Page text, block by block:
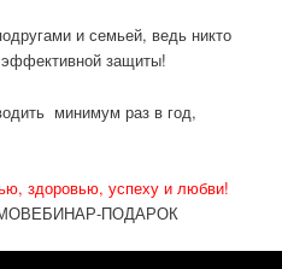
и семьей, ведь никто
эффективной защиты!
минимум раз в год,
здоровью, успеху и любви!
ПОДАРОК